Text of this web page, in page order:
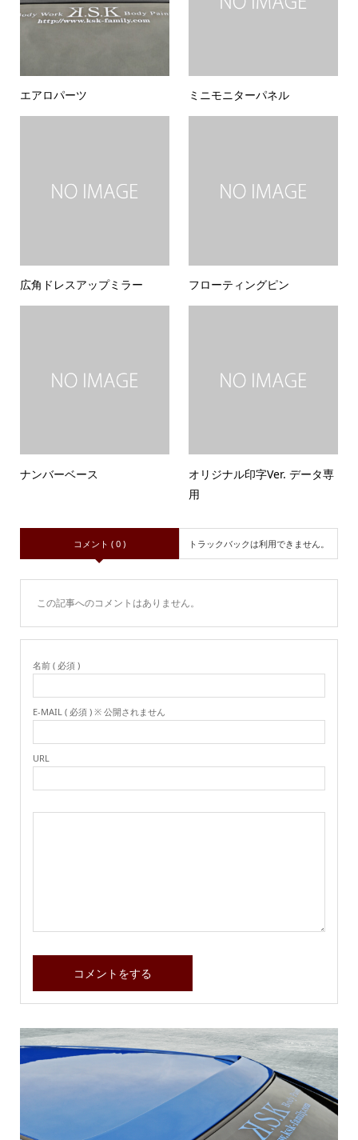
エアロパーツ ミニモニターパネル
広角ドレスアップミラー フローティングピン
ナンバーベース
オリジナル印字Ver. データ専
用
コメント ( 0 ) トラックバックは利用できません。
この記事へのコメントはありません。
名前 ( 必須 )
E-MAIL ( 必須 ) ※ 公開されません
URL